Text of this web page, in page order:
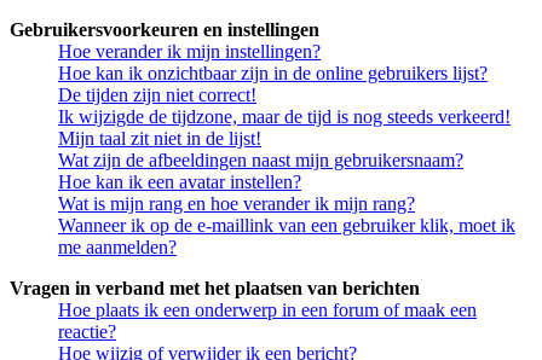
Gebruikersvoorkeuren en instellingen
Hoe verander ik mijn instellingen?
Hoe kan ik onzichtbaar zijn in de online gebruikers lijst?
De tijden zijn niet correct!
Ik wijzigde de tijdzone, maar de tijd is nog steeds verkeerd!
Mijn taal zit niet in de lijst!
Wat zijn de afbeeldingen naast mijn gebruikersnaam?
Hoe kan ik een avatar instellen?
Wat is mijn rang en hoe verander ik mijn rang?
Wanneer ik op de e-maillink van een gebruiker klik, moet ik
me aanmelden?
Vragen in verband met het plaatsen van berichten
Hoe plaats ik een onderwerp in een forum of maak een
reactie?
Hoe wijzig of verwijder ik een bericht?